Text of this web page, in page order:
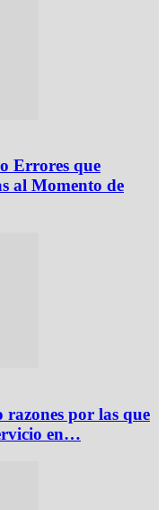
Errores que
al Momento de
por las que
en…